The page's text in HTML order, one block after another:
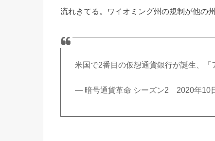
流れきてる。ワイオミング州の規制が他の
米国で2番目の仮想通貨銀行が誕生、
— 暗号通貨革命 シーズン2 2020年10